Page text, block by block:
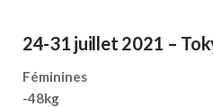
24-31 juillet 2021 –
Féminines
-48kg